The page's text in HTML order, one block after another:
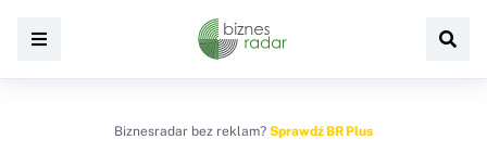
Biznesradar bez reklam? Sprawdź BR Plus